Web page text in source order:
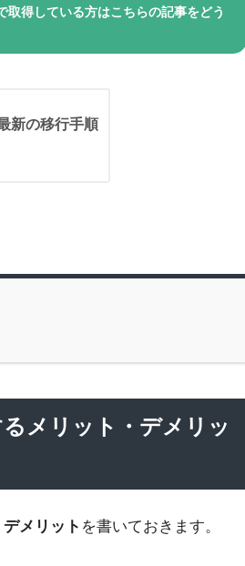
得している方はこちらの記事をどう
新の移行手順
メリット・デメリッ
メリット を書いておきます。